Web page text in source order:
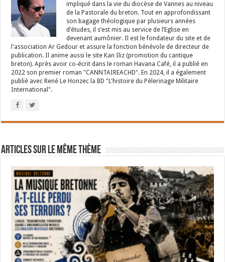
impliqué dans la vie du diocèse de Vannes au niveau
de la Pastorale du breton. Tout en approfondissant
son bagage théologique par plusieurs années
d’études, il s’est mis au service de l’Eglise en
devenant aumônier. Il est le fondateur du site et de
l'association Ar Gedour et assure la fonction bénévole de directeur de
publication. Il anime aussi le site Kan Iliz (promotion du cantique
breton). Après avoir co-écrit dans le roman Havana Café, il a publié en
2022 son premier roman "CANNTAIREACHD". En 2024, il a également
publié avec René Le Honzec la BD "L'histoire du Pèlerinage Militaire
International".
Articles sur le même thème